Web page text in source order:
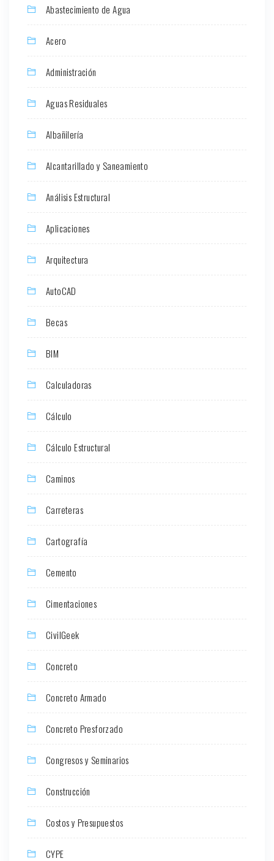
Abastecimiento de Agua
Acero
Administración
Aguas Residuales
Albañilería
Alcantarillado y Saneamiento
Análisis Estructural
Aplicaciones
Arquitectura
AutoCAD
Becas
BIM
Calculadoras
Cálculo
Cálculo Estructural
Caminos
Carreteras
Cartografía
Cemento
Cimentaciones
CivilGeek
Concreto
Concreto Armado
Concreto Presforzado
Congresos y Seminarios
Construcción
Costos y Presupuestos
CYPE